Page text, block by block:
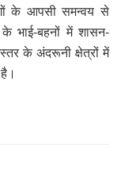
के आपसी समन्वय से
भाई-बहनों में शासन-
के अंदरूनी क्षेत्रों में